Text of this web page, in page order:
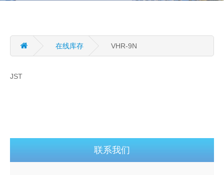
在线库存 VHR-9N
JST
联系我们